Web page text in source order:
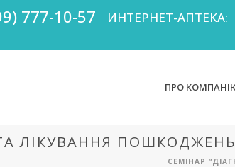
777-10-57 ИНТЕРНЕТ-АПТЕКА:
ПРО
ЛІКУВАННЯ
СЕМІНАР